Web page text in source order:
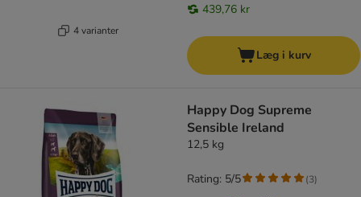
4 varianter
439,76 kr
Læg i kurv
Happy Dog Supreme
Sensible Ireland
12,5 kg
Rating: 5/5 (3)